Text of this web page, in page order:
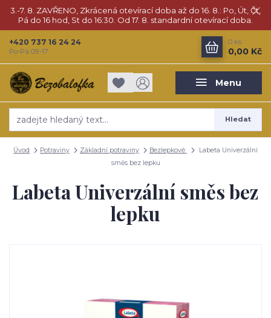
3.-7. 8. ZAVŘENO, Zkrácená otevírací doba až do 16. 8.: Po, Út, Čt,
Pá do 16 hod, St do 16:30. Od 17. 8. standardní otevírací doba.
Menu
Hledat
+420 737 16 24 24
Po-Pá 09-17
0 ks
0,00 Kč
Úvod Potraviny Základní potraviny Bezlepkové
Labeta Univerzální
směs bez lepku
Labeta Univerzální směs bez
lepku